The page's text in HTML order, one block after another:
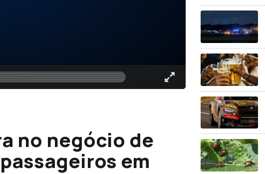
no negócio de
em